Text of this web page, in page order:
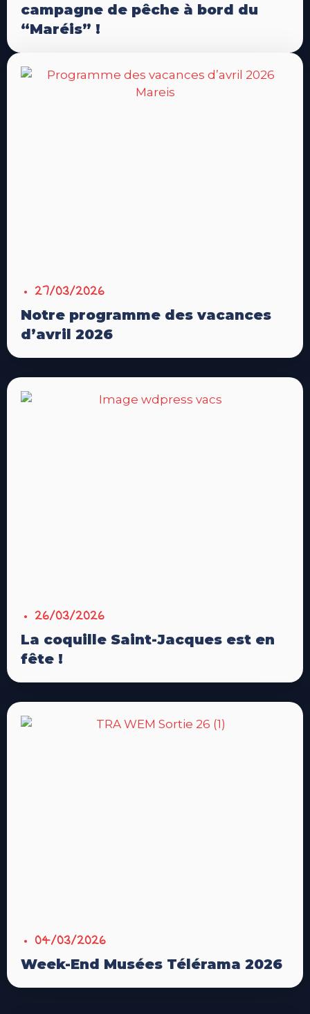
campagne de pêche à bord du
“Maréis” !
27/03/2026
Notre programme des vacances
d’avril 2026
26/03/2026
La coquille Saint-Jacques est en
fête !
04/03/2026
Week-End Musées Télérama 2026